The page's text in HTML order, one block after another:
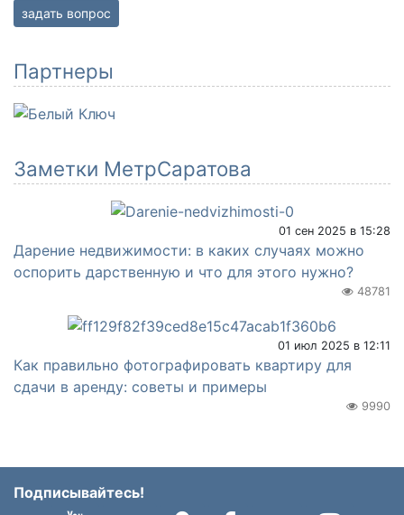
задать вопрос
Партнеры
Заметки МетрСаратова
01 сен 2025 в 15:28
Дарение недвижимости: в каких случаях можно
оспорить дарственную и что для этого нужно?
48781
01 июл 2025 в 12:11
Как правильно фотографировать квартиру для
сдачи в аренду: советы и примеры
9990
Подписывайтесь!